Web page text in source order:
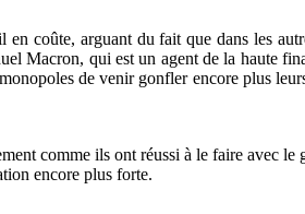
coûte, arguant du fait que dans les
Macron, qui est un agent de la haute
de venir gonfler encore plus
comme ils ont réussi à le faire avec
encore plus forte.